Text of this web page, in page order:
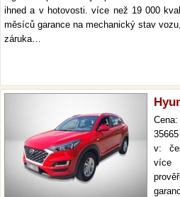
ihned a v hotovosti. více než 19 000
měsíců garance na mechanický stav
záruka…
v:
více